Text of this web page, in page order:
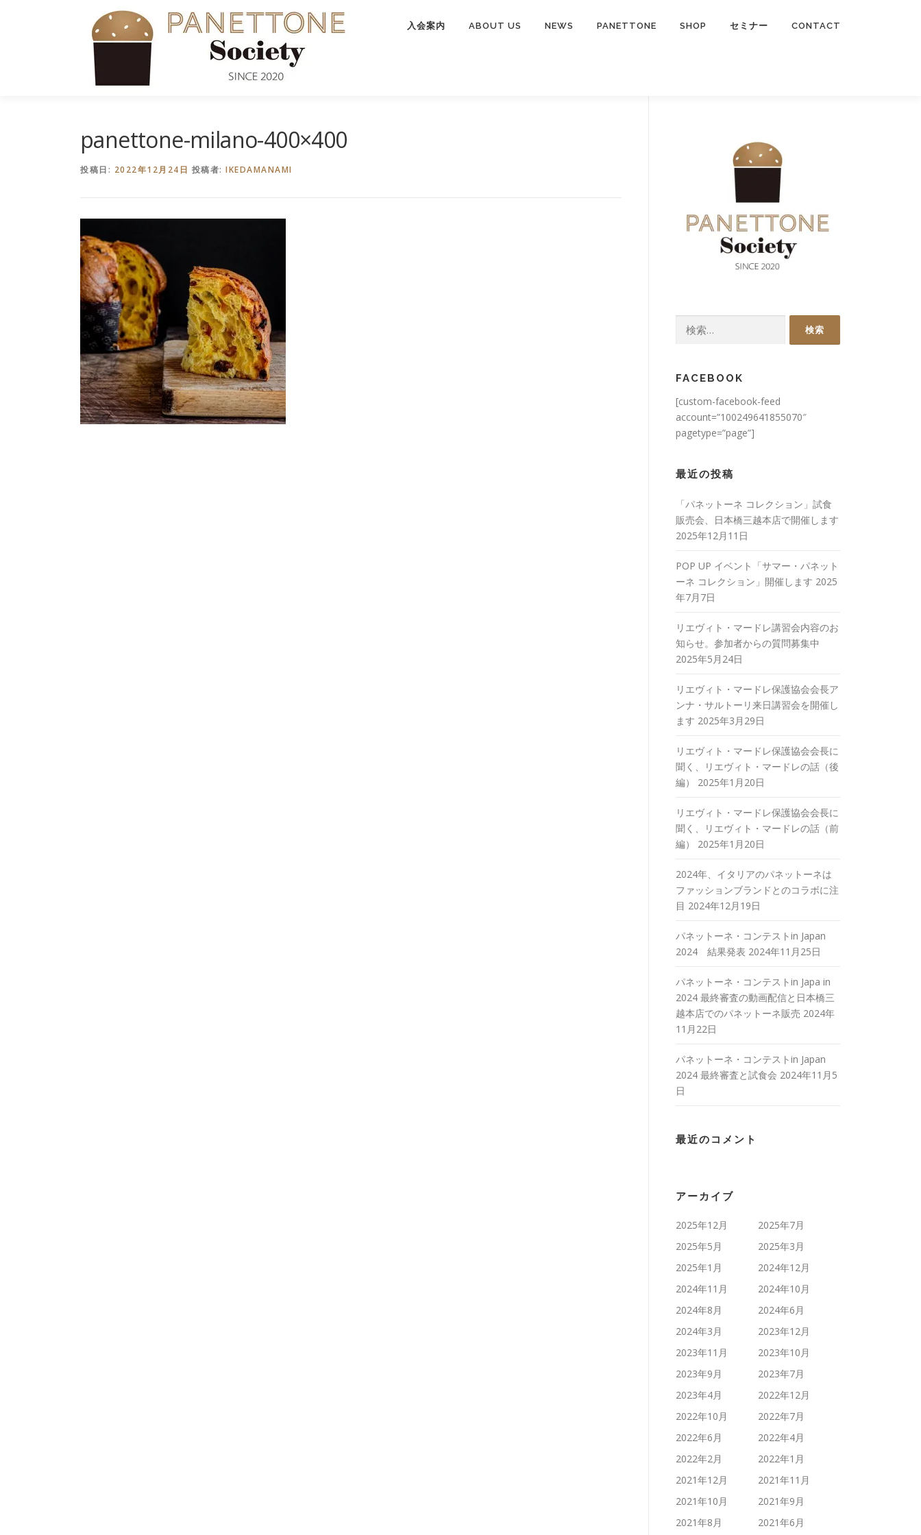
入会案内 ABOUT US NEWS PANETTONE SHOP セミナー CONTACT
panettone-milano-400×400
投稿日: 2022年12月24日 投稿者: IKEDAMANAMI
FACEBOOK
[custom-facebook-feed
account=”100249641855070″
pagetype=”page”]
最近の投稿
「パネットーネ コレクション」試食
販売会、日本橋三越本店で開催します
2025年12月11日
POP UP イベント「サマー・パネット
ーネ コレクション」開催します 2025
年7月7日
リエヴィト・マードレ講習会内容のお
知らせ。参加者からの質問募集中
2025年5月24日
リエヴィト・マードレ保護協会会長ア
ンナ・サルトーリ来日講習会を開催し
ます 2025年3月29日
リエヴィト・マードレ保護協会会長に
聞く、リエヴィト・マードレの話（後
編）
2025年1月20日
リエヴィト・マードレ保護協会会長に
聞く、リエヴィト・マードレの話（前
編）
2025年1月20日
2024年、イタリアのパネットーネは
ファッションブランドとのコラボに注
目 2024年12月19日
パネットーネ・コンテストin Japan
2024 結果発表 2024年11月25日
パネットーネ・コンテストin Japa in
2024 最終審査の動画配信と日本橋三
越本店でのパネットーネ販売 2024年
11月22日
パネットーネ・コンテストin Japan
2024 最終審査と試食会 2024年11月5
日
最近のコメント
アーカイブ
2025年12月
2025年7月
2025年5月
2025年3月
2025年1月
2024年12月
2024年11月
2024年10月
2024年8月
2024年6月
2024年3月
2023年12月
2023年11月
2023年10月
2023年9月
2023年7月
2023年4月
2022年12月
2022年10月
2022年7月
2022年6月
2022年4月
2022年2月
2022年1月
2021年12月
2021年11月
2021年10月
2021年9月
2021年8月
2021年6月